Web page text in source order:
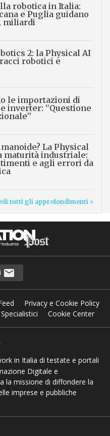
robotica in Italia:
e Puglia guidano
miliardi
2: la Physical AI
robotici e
le importazioni di
inverter: “Questione
La Physical
maturità industriale:
e agli errori da
tutti gli approfondimenti >
Privacy e Cookie Policy
Cookie Center
in Italia di testate e portali
Digitale e
la missione di diffondere la
imprese e pubbliche